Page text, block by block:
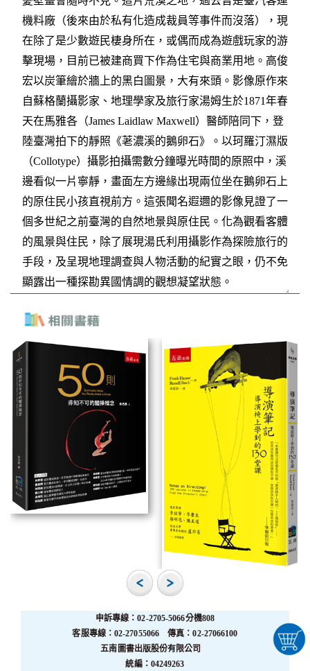
申訴專線：02-2705-5066分機808
客服專線：02-27055066 傳真：02-27066100
五南圖書出版股份有限公司
統編：04249263